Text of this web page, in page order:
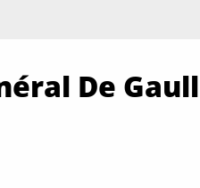
De